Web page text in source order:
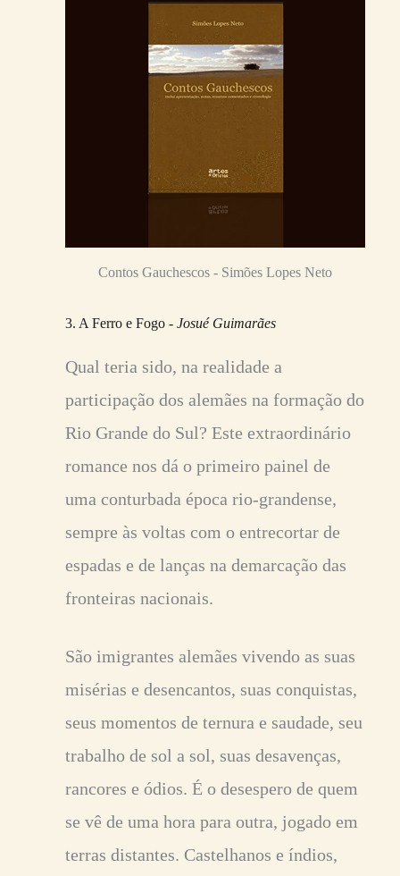
Contos Gauchescos - Simões Lopes Neto
3. A Ferro e Fogo - Josué Guimarães
Qual teria sido, na realidade a
participação dos alemães na formação do
Rio Grande do Sul? Este extraordinário
romance nos dá o primeiro painel de
uma conturbada época rio-grandense,
sempre às voltas com o entrecortar de
espadas e de lanças na demarcação das
fronteiras nacionais.
São imigrantes alemães vivendo as suas
misérias e desencantos, suas conquistas,
seus momentos de ternura e saudade, seu
trabalho de sol a sol, suas desavenças,
rancores e ódios. É o desespero de quem
se vê de uma hora para outra, jogado em
terras distantes. Castelhanos e índios,